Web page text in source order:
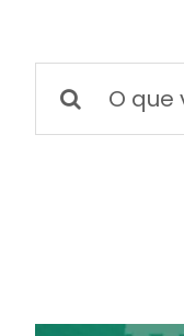
resultados
para: